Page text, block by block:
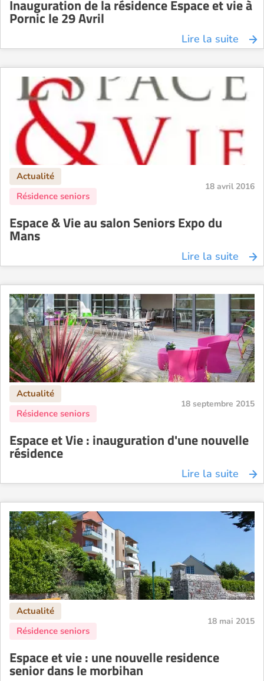
Inauguration de la résidence Espace et vie à
Pornic le 29 Avril
Lire la suite
18 avril 2016
Espace & Vie au salon Seniors Expo du
Mans
Lire la suite
18 septembre 2015
Espace et Vie : inauguration d'une nouvelle
résidence
Lire la suite
18 mai 2015
Espace et vie : une nouvelle residence
senior dans le morbihan